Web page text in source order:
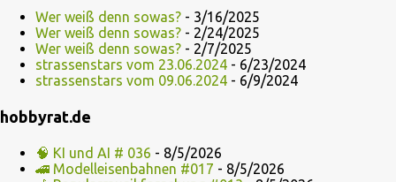
Wer weiß denn sowas? - 3/16/2025
Wer weiß denn sowas? - 2/24/2025
Wer weiß denn sowas? - 2/7/2025
strassenstars vom 23.06.2024 - 6/23/2024
strassenstars vom 09.06.2024 - 6/9/2024
hobbyrat.de
🧠 KI und AI # 036 - 8/5/2026
🚄 Modelleisenbahnen #017 - 8/5/2026